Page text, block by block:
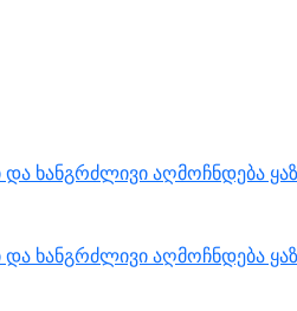
ხანგრძლივი აღმოჩნდება
ხანგრძლივი აღმოჩნდება